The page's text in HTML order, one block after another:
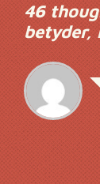
46
betyder,